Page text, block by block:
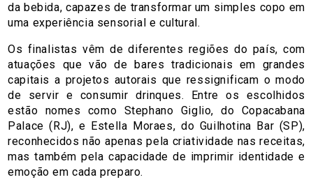
da bebida, capazes de transformar um simples copo em
uma experiência sensorial e cultural.
Os finalistas vêm de diferentes regiões do país, com
atuações que vão de bares tradicionais em grandes
capitais a projetos autorais que ressignificam o modo
de servir e consumir drinques. Entre os escolhidos
estão nomes como Stephano Giglio, do Copacabana
Palace (RJ), e Estella Moraes, do Guilhotina Bar (SP),
reconhecidos não apenas pela criatividade nas receitas,
mas também pela capacidade de imprimir identidade e
emoção em cada preparo.